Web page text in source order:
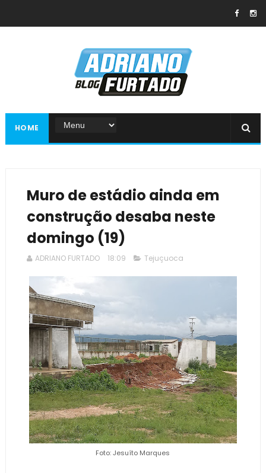
HOME
Muro de estádio ainda em
construção desaba neste
domingo (19)
ADRIANO FURTADO 18:09 Tejuçuoca
Foto: Jesuíto Marques